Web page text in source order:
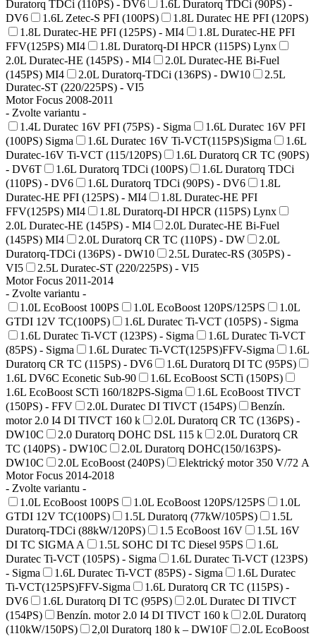
Duratorq TDCi (110PS) - DV6
1.6L Duratorq TDCi (90PS) -
DV6
1.6L Zetec-S PFI (100PS)
1.8L Duratec HE PFI (120PS)
1.8L Duratec-HE PFI (125PS) - MI4
1.8L Duratec-HE PFI
FFV(125PS) MI4
1.8L Duratorq-DI HPCR (115PS) Lynx
2.0L Duratec-HE (145PS) - MI4
2.0L Duratec-HE Bi-Fuel
(145PS) MI4
2.0L Duratorq-TDCi (136PS) - DW10
2.5L
Duratec-ST (220/225PS) - VI5
Motor Focus 2008-2011
- Zvolte variantu -
1.4L Duratec 16V PFI (75PS) - Sigma
1.6L Duratec 16V PFI
(100PS) Sigma
1.6L Duratec 16V Ti-VCT(115PS)Sigma
1.6L
Duratec-16V Ti-VCT (115/120PS)
1.6L Duratorq CR TC (90PS)
- DV6T
1.6L Duratorq TDCi (100PS)
1.6L Duratorq TDCi
(110PS) - DV6
1.6L Duratorq TDCi (90PS) - DV6
1.8L
Duratec-HE PFI (125PS) - MI4
1.8L Duratec-HE PFI
FFV(125PS) MI4
1.8L Duratorq-DI HPCR (115PS) Lynx
2.0L Duratec-HE (145PS) - MI4
2.0L Duratec-HE Bi-Fuel
(145PS) MI4
2.0L Duratorq CR TC (110PS) - DW
2.0L
Duratorq-TDCi (136PS) - DW10
2.5L Duratec-RS (305PS) -
VI5
2.5L Duratec-ST (220/225PS) - VI5
Motor Focus 2011-2014
- Zvolte variantu -
1.0L EcoBoost 100PS
1.0L EcoBoost 120PS/125PS
1.0L
GTDI 12V TC(100PS)
1.6L Duratec Ti-VCT (105PS) - Sigma
1.6L Duratec Ti-VCT (123PS) - Sigma
1.6L Duratec Ti-VCT
(85PS) - Sigma
1.6L Duratec Ti-VCT(125PS)FFV-Sigma
1.6L
Duratorq CR TC (115PS) - DV6
1.6L Duratorq DI TC (95PS)
1.6L DV6C Econetic Sub-90
1.6L EcoBoost SCTi (150PS)
1.6L EcoBoost SCTi 160/182PS-Sigma
1.6L EcoBoost TIVCT
(150PS) - FFV
2.0L Duratec DI TIVCT (154PS)
Benzín.
motor 2.0 I4 DI TIVCT 160 k
2.0L Duratorq CR TC (136PS) -
DW10C
2.0 Duratorq DOHC DSL 115 k
2.0L Duratorq CR
TC (140PS) - DW10C
2.0L Duratorq DOHC(150/163PS)-
DW10C
2.0L EcoBoost (240PS)
Elektrický motor 350 V/72 A
Motor Focus 2014-2018
- Zvolte variantu -
1.0L EcoBoost 100PS
1.0L EcoBoost 120PS/125PS
1.0L
GTDI 12V TC(100PS)
1.5L Duratorq (77kW/105PS)
1.5L
Duratorq-TDCi (88kW/120PS)
1.5 EcoBoost 16V
1.5L 16V
DI TC SIGMA A
1.5L SOHC DI TC Diesel 95PS
1.6L
Duratec Ti-VCT (105PS) - Sigma
1.6L Duratec Ti-VCT (123PS)
- Sigma
1.6L Duratec Ti-VCT (85PS) - Sigma
1.6L Duratec
Ti-VCT(125PS)FFV-Sigma
1.6L Duratorq CR TC (115PS) -
DV6
1.6L Duratorq DI TC (95PS)
2.0L Duratec DI TIVCT
(154PS)
Benzín. motor 2.0 I4 DI TIVCT 160 k
2.0L Duratorq
(110kW/150PS)
2,0l Duratorq 180 k – DW10F
2.0L EcoBoost